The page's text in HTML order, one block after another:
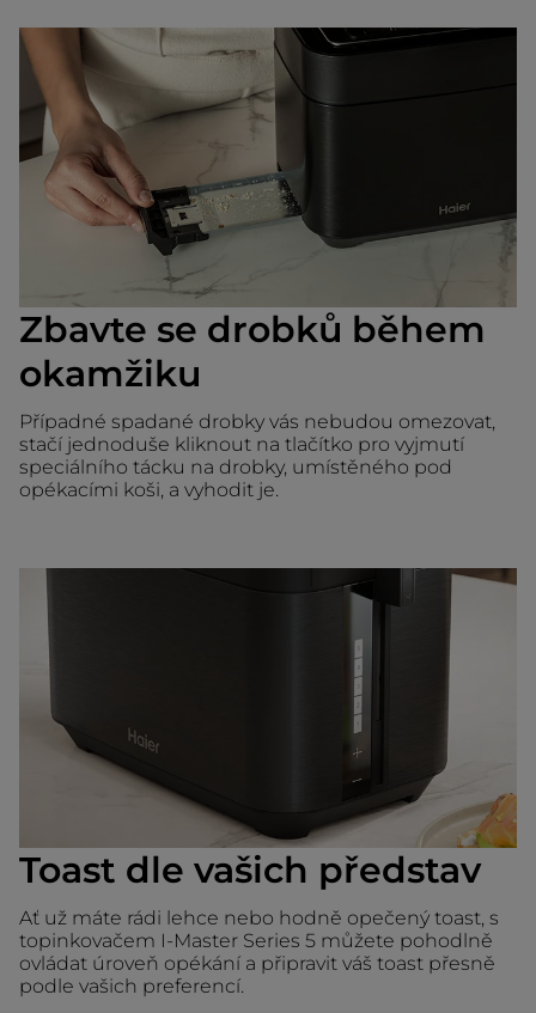
Zbavte se drobků během
okamžiku
Případné spadané drobky vás nebudou omezovat,
stačí jednoduše kliknout na tlačítko pro vyjmutí
speciálního tácku na drobky, umístěného pod
opékacími koši, a vyhodit je.
Toast dle vašich představ
Ať už máte rádi lehce nebo hodně opečený toast, s
topinkovačem I-Master Series 5 můžete pohodlně
ovládat úroveň opékání a připravit váš toast přesně
podle vašich preferencí.